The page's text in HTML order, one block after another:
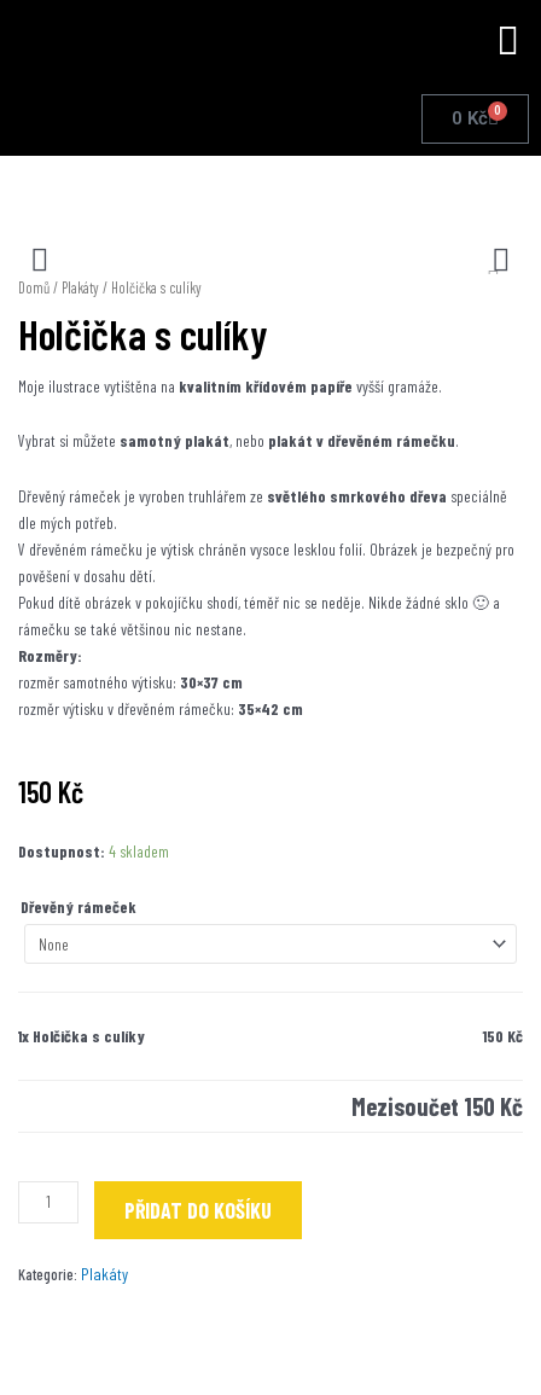
0 Kč 0Cart
Domů/ Plakáty/ Holčička s culíky
Holčička s culíky
Moje ilustrace vytištěna na kvalitním křídovém papíře vyšší gramáže.
Vybrat si můžete samotný plakát, nebo plakát v dřevěném rámečku.
Dřevěný rámeček je vyroben truhlářem ze světlého smrkového dřeva speciálně
dle mých potřeb.
V dřevěném rámečku je výtisk chráněn vysoce lesklou folií. Obrázek je bezpečný pro
pověšení v dosahu dětí.
Pokud dítě obrázek v pokojíčku shodí, téměř nic se neděje. Nikde žádné sklo 🙂 a
rámečku se také většinou nic nestane.
Rozměry:
rozměr samotného výtisku: 30×37 cm
rozměr výtisku v dřevěném rámečku: 35×42 cm
150 Kč
Dostupnost: 4 skladem
Dřevěný rámeček
1x Holčička s culíky 150 Kč
Mezisoučet 150 Kč
Holčička
culíky
množství
PŘIDAT DO KOŠÍKU
Kategorie: Plakáty